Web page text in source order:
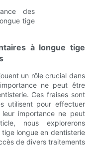
à longue tige
un rôle crucial dans
ne peut être
Ces fraises sont
utilisent pour effectuer
importance ne peut
nous explorerons
tige longue en dentisterie
de divers traitements